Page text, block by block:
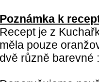
Poznámka k
Recept je z
měla pouze
dvě různě barevné